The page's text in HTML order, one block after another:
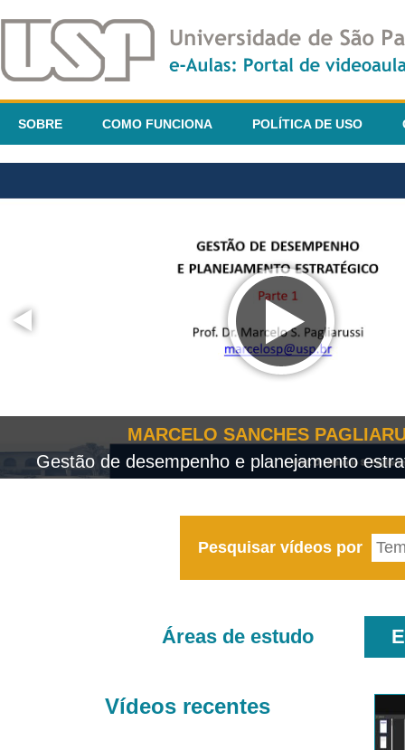
SOBRE COMO FUNCIONA POLÍTICA DE USO
MARCELO SANCHES
Gestão de desempenho e planejamento
Pesquisar vídeos por
Áreas de estudo
Vídeos recentes